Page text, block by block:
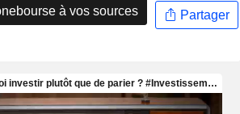
à vos sources Partager